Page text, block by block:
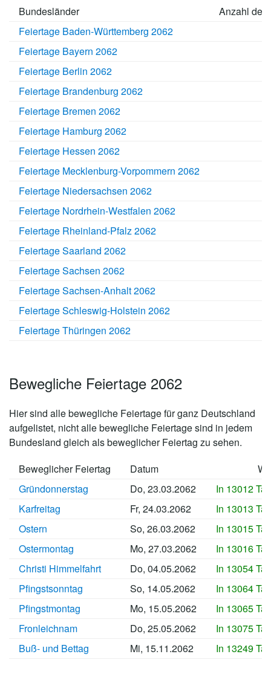
Bundesländer
Anzahl der
Feiertage Baden-Württemberg 2062
Feiertage Bayern 2062
Feiertage Berlin 2062
Feiertage Brandenburg 2062
Feiertage Bremen 2062
Feiertage Hamburg 2062
Feiertage Hessen 2062
Feiertage Mecklenburg-Vorpommern 2062
Feiertage Niedersachsen 2062
Feiertage Nordrhein-Westfalen 2062
Feiertage Rheinland-Pfalz 2062
Feiertage Saarland 2062
Feiertage Sachsen 2062
Feiertage Sachsen-Anhalt 2062
Feiertage Schleswig-Holstein 2062
Feiertage Thüringen 2062
Bewegliche Feiertage 2062
Hier sind alle bewegliche Feiertage für ganz Deutschland
aufgelistet, nicht alle bewegliche Feiertage sind in jedem
Bundesland gleich als beweglicher Feiertag zu sehen.
Beweglicher Feiertag
Datum
Gründonnerstag
Do, 23.03.2062
In 13012
Karfreitag
Fr, 24.03.2062
In 13013
Ostern
So, 26.03.2062
In 13015
Ostermontag
Mo, 27.03.2062
In 13016
Christi Himmelfahrt
Do, 04.05.2062
In 13054
Pfingstsonntag
So, 14.05.2062
In 13064
Pfingstmontag
Mo, 15.05.2062
In 13065
Fronleichnam
Do, 25.05.2062
In 13075
Buß- und Bettag
Mi, 15.11.2062 In 13249